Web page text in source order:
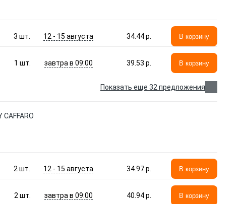
3 шт. 12 - 15 августа 34.44 p. В корзину
1шт. завтра в 09:00 39.53 p. В корзину
Показать еще 32 предложения
2 шт. 12 - 15 августа 34.97 p. В корзину
2шт. завтра в 09:00 40.94 p. В корзину